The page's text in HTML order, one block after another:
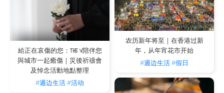
本地人蜂拥而至，在该地区聚会，喝啤酒，为赛马下注。
当赛马场没被使用时，场地将成为跑马地最大的运动场，
有足够的空间来进行各种团体运动。
跑马地马场和游乐场
赛马在香港有一百多年的传统，跑马地马场自1847年举办
第一场赛马以来，就一直为其迷人的历史做出了贡献。赛
马期间，赛马爱好者和游客聚集在这里，度过一个快乐的
农历新年将至｜在香港过新
年，从年宵花市开始
#週边生活#假日
給正在哀傷的您：THE V陪伴您
與城市一起癒傷｜災後祈禱會
及悼念活動地點整理
#週边生活#活动